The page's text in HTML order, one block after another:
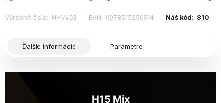
Výrobné číslo: HHV46B EAN: 6978515250514 Náš kód: 810
Ďalšie informácie Parametre